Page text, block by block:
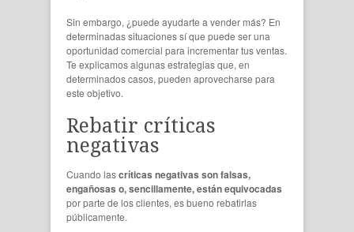
Sin embargo, ¿puede ayudarte a vender más? En
determinadas situaciones sí que puede ser una
oportunidad comercial para incrementar tus ventas.
Te explicamos algunas estrategias que, en
determinados casos, pueden aprovecharse para
este objetivo.
Rebatir críticas
negativas
Cuando lascríticas negativas son falsas,
engañosas o, sencillamente, están equivocadas
por parte de los clientes, es bueno rebatirlas
públicamente.